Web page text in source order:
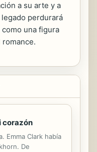
a su arte y a
perdurará
una figura
corazón
Emma Clark había
De